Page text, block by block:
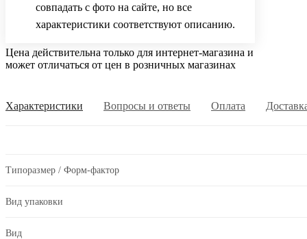
совпадать с фото на сайте, но все
характеристики соответствуют описанию.
Цена действительна только для интернет-магазина и
может отличаться от цен в розничных магазинах
Характеристики Вопросы и ответы Оплата
Типоразмер / Форм-фактор
Вид упаковки
Вид